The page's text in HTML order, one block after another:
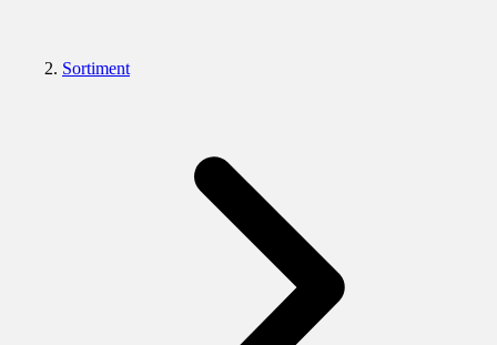
Sortiment